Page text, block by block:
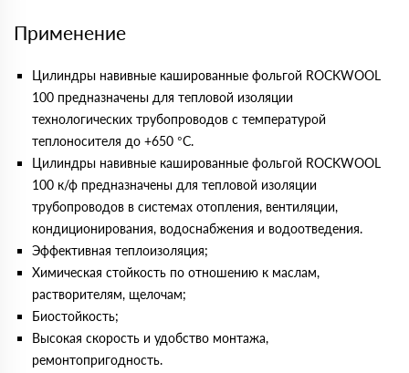
Применение
Цилиндры навивные кашированные фольгой ROCKWOOL
100 предназначены для тепловой изоляции
технологических трубопроводов с температурой
теплоносителя до +650 °С.
Цилиндры навивные кашированные фольгой ROCKWOOL
100 к/ф предназначены для тепловой изоляции
трубопроводов в системах отопления, вентиляции,
кондиционирования, водоснабжения и водоотведения.
Эффективная теплоизоляция;
Химическая стойкость по отношению к маслам,
растворителям, щелочам;
Биостойкость;
Высокая скорость и удобство монтажа,
ремонтопригодность.